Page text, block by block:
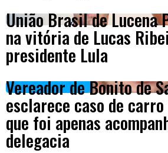
União Brasil de Lucena
na vitória de Lucas
presidente Lula
Vereador de Bonito de
esclarece caso de
que foi apenas
delegacia